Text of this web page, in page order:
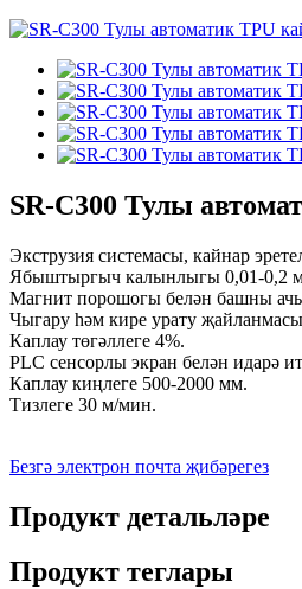
SR-C300 Тулы
Экструзия системасы, кайнар
Ябыштыргыч калынлыгы 0,01-0,2
Магнит порошогы белән башны
Чыгару һәм кире урату
Каплау төгәллеге 4%.
PLC сенсорлы экран белән идарә
Каплау киңлеге 500-2000 мм.
Тизлеге 30 м/мин.
Безгә электрон почта җибәрегез
Продукт детальләре
Продукт теглары